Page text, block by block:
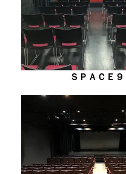
ＳＰＡＣＥ９